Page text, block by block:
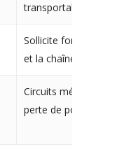
transportable
Sollicite fortement
et la chaîne
Circuits
perte de poids